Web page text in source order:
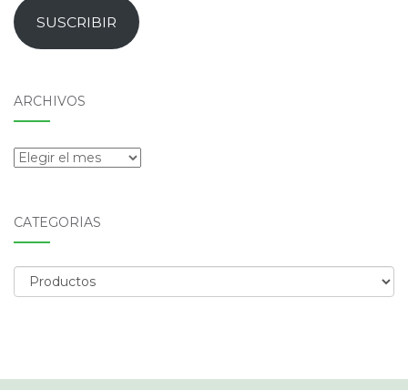
emailSUSCRIBIR
ARCHIVOS
Archivos
CATEGORÍAS
Categorías